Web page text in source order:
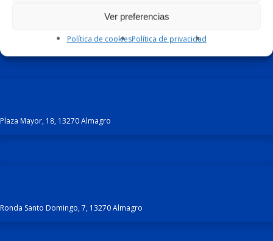
Ver preferencias
Política de cookiesPolítica de privacidad
Plaza Mayor, 18, 13270 Almagro
Ronda Santo Domingo, 7, 13270 Almagro